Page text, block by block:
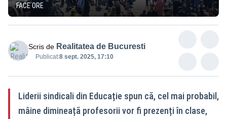
FACE ORE
Scris de Realitatea de Bucuresti
Publicat:8 sept. 2025, 17:10
Liderii sindicali din Educație spun că, cel mai probabil,
mâine dimineață profesorii vor fi prezenți în clase,